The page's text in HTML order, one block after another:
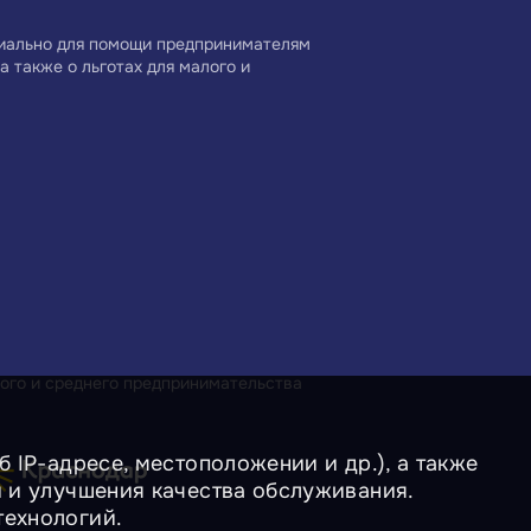
для помощи предпринимателям
также о льготах для малого и
и среднего предпринимательства
IP-адресе, местоположении и др.), а также
улучшения качества обслуживания.